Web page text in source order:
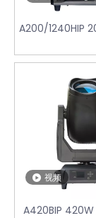
A200/1240HIP
能摇
视频
A420BIP 420W